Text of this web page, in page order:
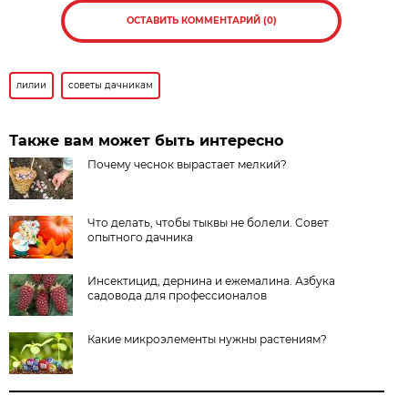
ОСТАВИТЬ КОММЕНТАРИЙ (0)
лилии советы дачникам
Также вам может быть интересно
Почему чеснок вырастает мелкий?
Что делать, чтобы тыквы не болели. Совет
опытного дачника
Инсектицид, дернина и ежемалина. Азбука
садовода для профессионалов
Какие микроэлементы нужны растениям?